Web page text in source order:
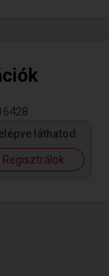
láthatod
Regisztrálok